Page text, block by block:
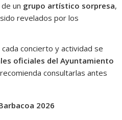
un grupo artístico sorpresa,
revelados por los
concierto y actividad se
oficiales del Ayuntamiento
consultarlas antes
2026